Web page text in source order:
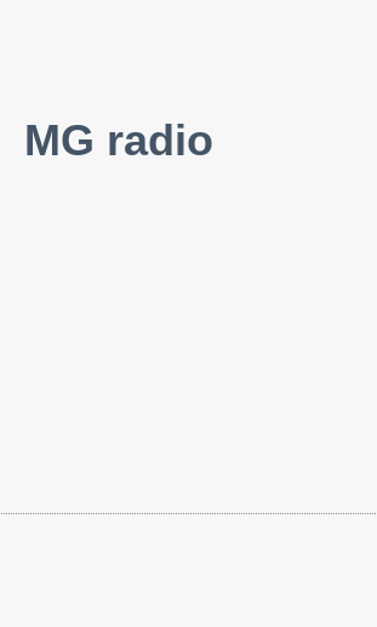
MG radio